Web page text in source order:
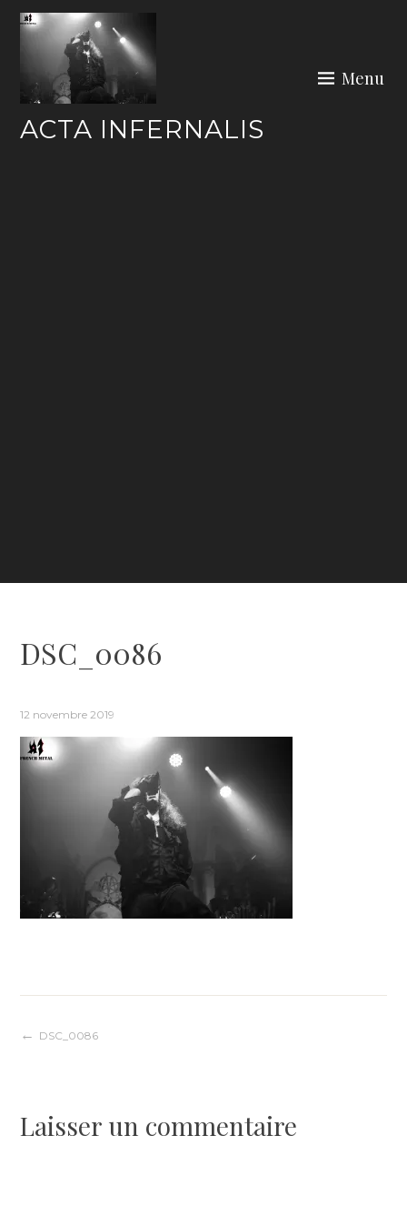
Skip
ACTA INFERNALIS
Menu
DSC_0086
12 novembre 2019
Navigation
l’article
DSC_0086
Laisser un commentaire